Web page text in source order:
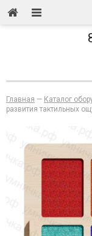
Главная — Каталог
развития тактильных